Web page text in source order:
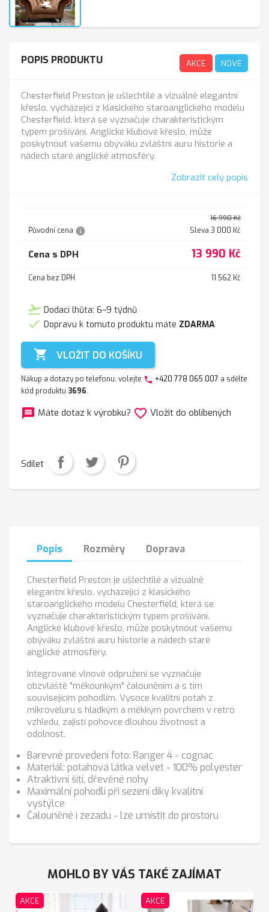
POPIS PRODUKTU AKCE NOVÉ
Chesterfield Preston je ušlechtilé a vizuálně elegantní
křeslo, vycházející z klasického staroanglického modelu
Chesterfield, která se vyznačuje charakteristickým
typem prošívání. Anglické klubové křeslo, může
poskytnout vašemu obýváku zvláštní auru historie a
nádech staré anglické atmosféry.
Zobrazit celý popis
Původní cena info
16 990 Kč
Sleva 3 000 Kč
Cena s DPH 13 990 Kč
Cena bez DPH 11 562 Kč
flight_takeoff Dodací lhůta: 6–9 týdnů
 Dopravu k tomuto produktu máte ZDARMA
 VLOŽIT DO KOŠÍKU
Nákup a dotazy po telefonu, volejte phone +420 778 065 007 a sdělte
kód produktu 3696.
message Máte dotaz k výrobku? favorite_border Vložit do oblíbených
Sdílet
Popis Rozměry Doprava
Chesterfield Preston je ušlechtilé a vizuálně
elegantní křeslo, vycházející z klasického
staroanglického modelu Chesterfield, která se
vyznačuje charakteristickým typem prošívání.
Anglické klubové křeslo, může poskytnout vašemu
obýváku zvláštní auru historie a nádech staré
anglické atmosféry.
Integrované vlnové odpružení se vyznačuje
obzvláště "měkounkým" čalouněním a s tím
souvisejícím pohodlím. Vysoce kvalitní potah z
mikroveluru s hladkým a měkkým povrchem v retro
vzhledu, zajistí pohovce dlouhou životnost a
odolnost.
Barevné provedení foto: Ranger 4 - cognac
Materiál: potahová látka velvet - 100% polyester
Atraktivní šití, dřevěné nohy
Maximální pohodlí při sezení díky kvalitní
vystýlce
Čalouněné i zezadu - lze umístit do prostoru
MOHLO BY VÁS TAKÉ ZAJÍMAT
AKCE AKCE